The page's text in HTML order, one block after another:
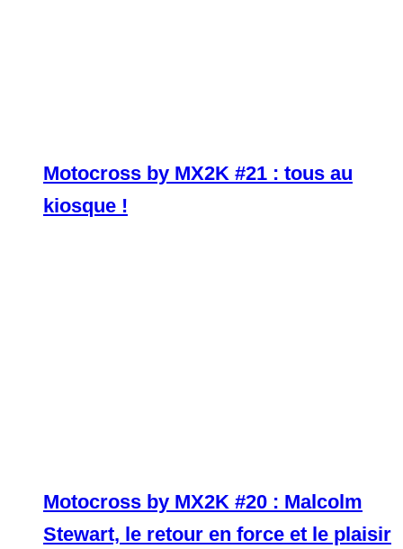
Motocross by MX2K #21 : tous au
kiosque !
Motocross by MX2K #20 : Malcolm
Stewart, le retour en force et le plaisir